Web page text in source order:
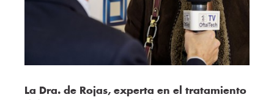
La Dra. de Rojas, experta en el tratamiento